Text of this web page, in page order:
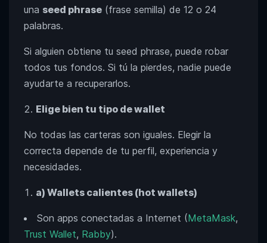
una seed phrase (frase semilla) de 12 o 24
palabras.
Si alguien obtiene tu seed phrase, puede robar
todos tus fondos. Si tú la pierdes, nadie puede
ayudarte a recuperarlos.
Elige bien tu tipo de wallet
No todas las carteras son iguales. Elegir la
correcta depende de tu perfil, experiencia y
necesidades.
a) Wallets calientes (hot wallets)
Son apps conectadas a Internet (MetaMask,
Trust Wallet, Rabby).